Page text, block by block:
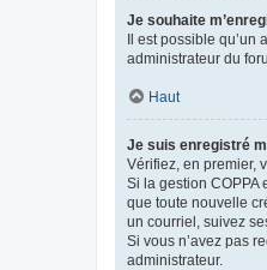
Je souhaite
Il est possible
administrateur du
Haut
Je suis enregistré
Vérifiez, en premier,
Si la gestion COPPA
que toute nouvelle
un courriel, suivez
Si vous n’avez pas
administrateur.